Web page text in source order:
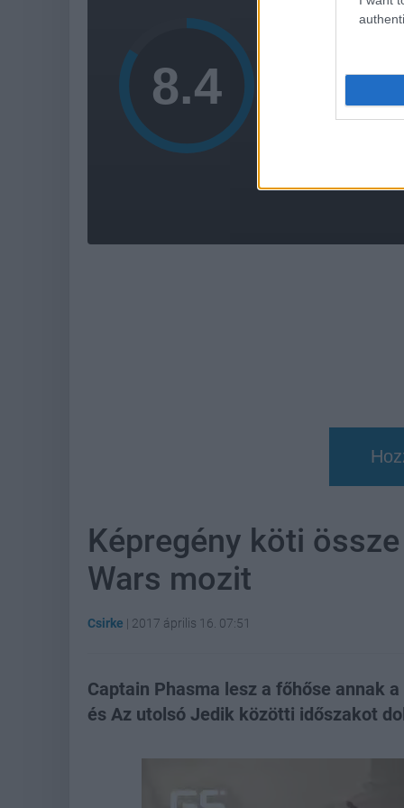
AMI
Képregény köti
Wars mozit
Csirke | 2017 április 16. 07:51
Captain Phasma lesz a főhőse annak
és Az utolsó Jedik közötti időszakot